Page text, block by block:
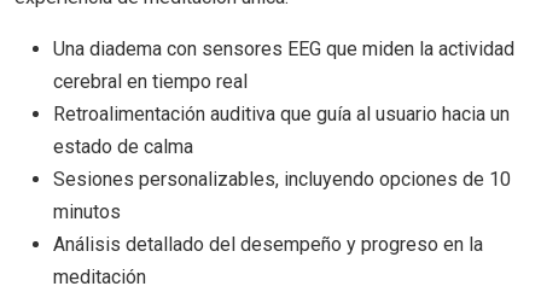
Una diadema con sensores EEG que miden la actividad
cerebral en tiempo real
Retroalimentación auditiva que guía al usuario hacia un
estado de calma
Sesiones personalizables, incluyendo opciones de 10
minutos
Análisis detallado del desempeño y progreso en la
meditación